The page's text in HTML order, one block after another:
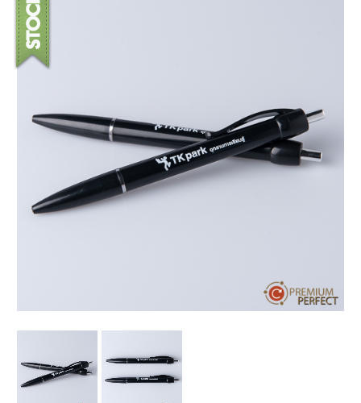
ปากกาตั้งโต๊ะ
ปากกา USB
ปากกาทัชสกรีน
ปากกาลบได้ NEW
ปากกาเคมี
ปากกา Quantum
แพคเกจปากกา
บทความ
เกี่ยวกับเรา
โชว์รูม